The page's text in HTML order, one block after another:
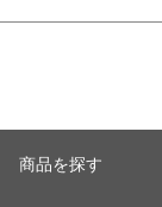
商品を探す